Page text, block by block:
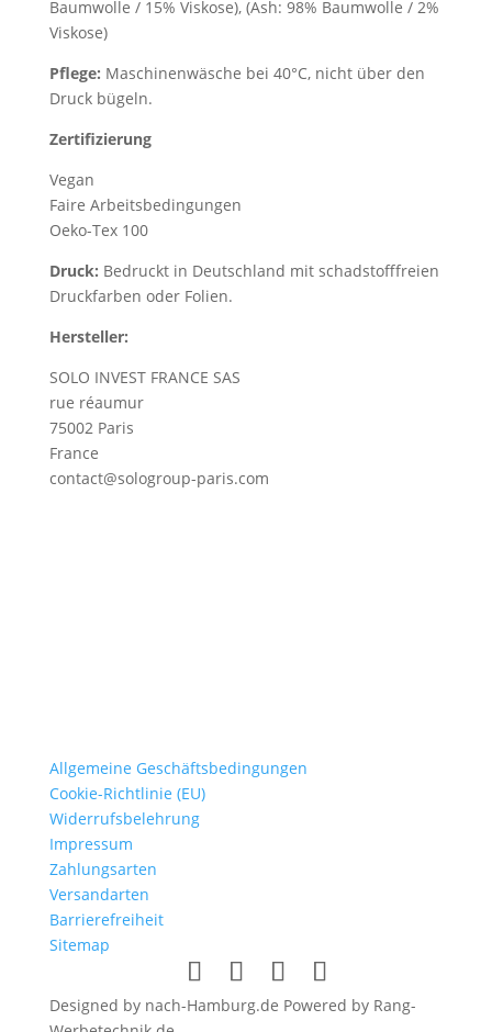
Baumwolle / 15% Viskose), (Ash: 98% Baumwolle / 2%
Viskose)
Pflege: Maschinenwäsche bei 40°C, nicht über den
Druck bügeln.
Zertifizierung
Vegan
Faire Arbeitsbedingungen
Oeko-Tex 100
Druck: Bedruckt in Deutschland mit schadstofffreien
Druckfarben oder Folien.
Hersteller:
SOLO INVEST FRANCE SAS
rue réaumur
75002 Paris
France
contact@sologroup-paris.com
Allgemeine Geschäftsbedingungen
Cookie-Richtlinie (EU)
Widerrufsbelehrung
Impressum
Zahlungsarten
Versandarten
Barrierefreiheit
Sitemap
Designed by nach-Hamburg.de Powered by Rang-